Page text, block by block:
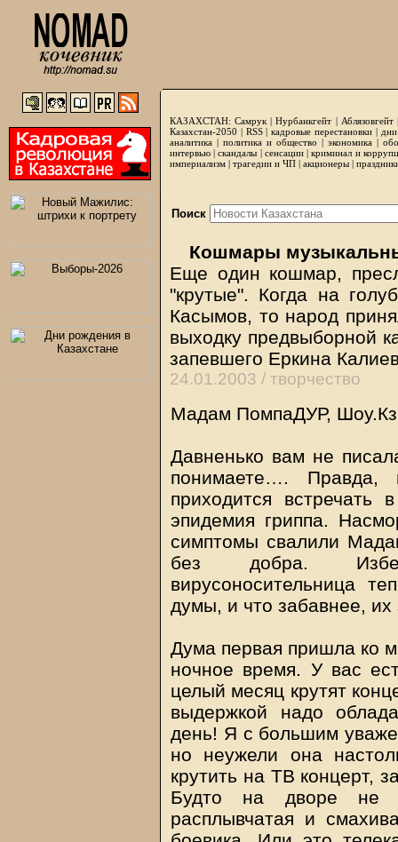
КАЗАХСТАН: Самрук |Нурбанкгейт | Аблязовгейт
Казахстан-2050 | RSS|кадровые перестановки|
аналитика | политика и общество | экономика |
интервью |скандалы | сенсации|криминал и
империализм | трагедии и ЧП | акционеры |
Поиск
Кошмары
Еще один кошмар,
"крутые". Когда на
Касымов, то народ
выходку предвыборной
запевшего Еркина
24.01.2003 / творчество
Мадам ПомпаДУР,
Давненько вам не
понимаете….
приходится встречать
эпидемия гриппа.
симптомы свалили
без добра.
вирусоносительница
думы, и что забавнее, их
Дума первая пришла ко
ночное время. У вас
целый месяц крутят
выдержкой надо
день! Я с большим
но неужели она
крутить на ТВ концерт,
Будто на дворе не
расплывчатая и